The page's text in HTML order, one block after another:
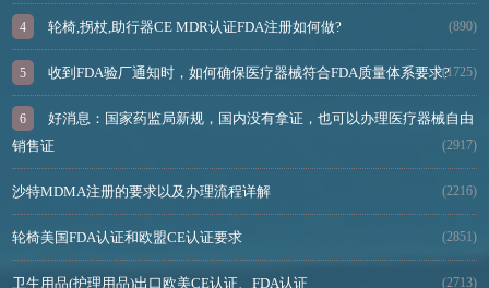
轮椅,拐杖,助行器CE MDR认证FDA注册如何做? (890)
收到FDA验厂通知时，如何确保医疗器械符合FDA质量体系要求?(1725)
好消息：国家药监局新规，国内没有拿证，也可以办理医疗器械自由
销售证
(2917)
沙特MDMA注册的要求以及办理流程详解 (2216)
轮椅美国FDA认证和欧盟CE认证要求 (2851)
卫生用品(护理用品)出口欧美CE认证、FDA认证 (2713)